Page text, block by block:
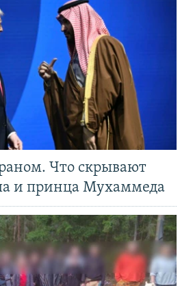
Что скрывают
и принца Мухаммеда